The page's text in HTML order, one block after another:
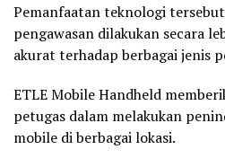
Pemanfaatan teknologi
pengawasan dilakukan secara
akurat terhadap berbagai jenis
ETLE Mobile Handheld
petugas dalam melakukan
mobile di berbagai lokasi.